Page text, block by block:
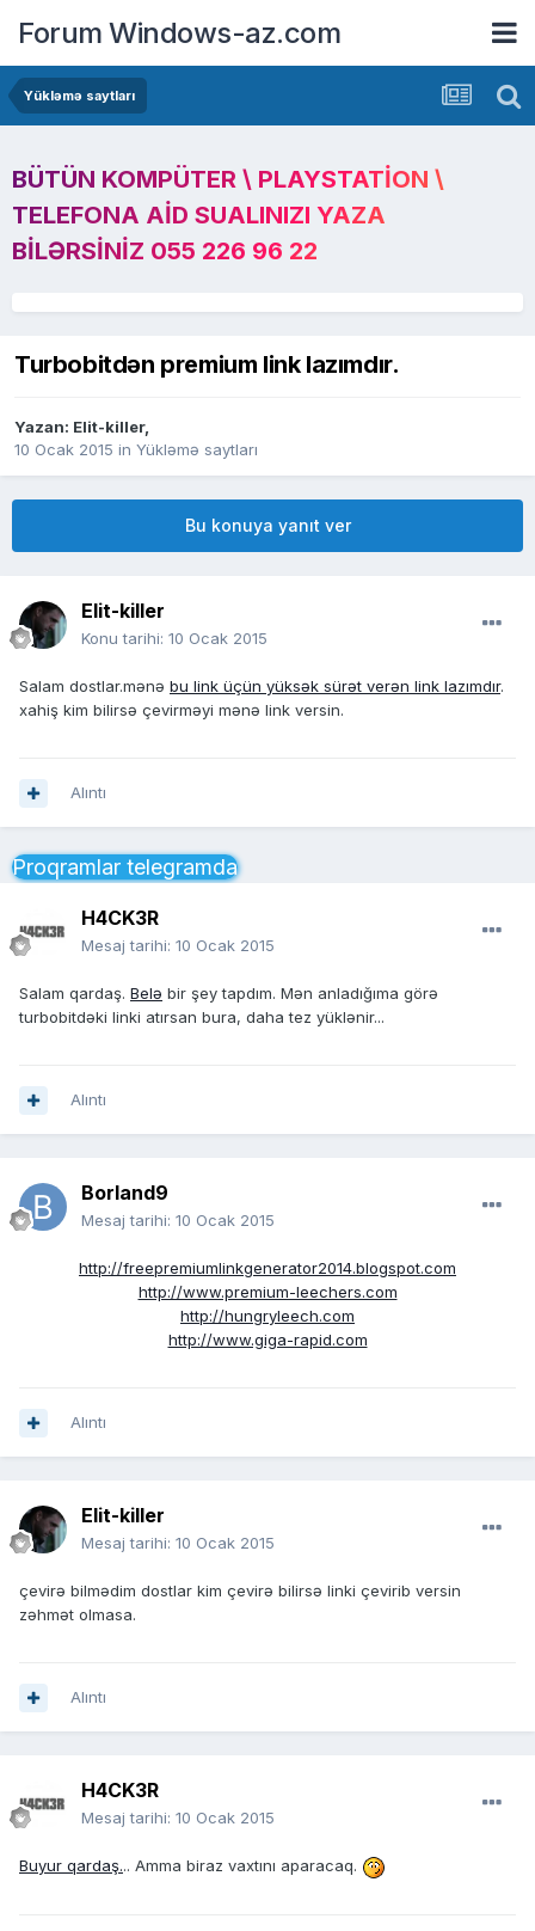
Forum Windows-az.com
Yükləmə saytları
BÜTÜN KOMPÜTER \ PLAYSTATION \
TELEFONA AID SUALINIZI YAZA
BILƏRSINIZ 055 226 96 22
Turbobitdən premium link lazımdır.
Yazan: Elit-killer,
10 Ocak 2015 in Yükləmə saytları
Bu konuya yanıt ver
Elit-killer
Konu tarihi: 10 Ocak 2015
Salam dostlar.mənə bu link üçün yüksək sürət verən link lazımdır.
xahiş kim bilirsə çevirməyi mənə link versin.
Alıntı
Proqramlar telegramda
H4CK3R
Mesaj tarihi: 10 Ocak 2015
Salam qardaş. Belə bir şey tapdım. Mən anladığıma görə
turbobitdəki linki atırsan bura, daha tez yüklənir...
Alıntı
Borland9
Mesaj tarihi: 10 Ocak 2015
http://freepremiumlinkgenerator2014.blogspot.com
http://www.premium-leechers.com
http://hungryleech.com
http://www.giga-rapid.com
Alıntı
Elit-killer
Mesaj tarihi: 10 Ocak 2015
çevirə bilmədim dostlar kim çevirə bilirsə linki çevirib versin
zəhmət olmasa.
Alıntı
H4CK3R
Mesaj tarihi: 10 Ocak 2015
Buyur qardaş... Amma biraz vaxtını aparacaq.